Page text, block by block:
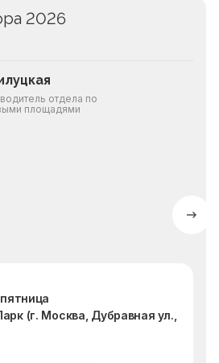
2026
отдела по
площадями
(г. Москва, Дубравная ул.,